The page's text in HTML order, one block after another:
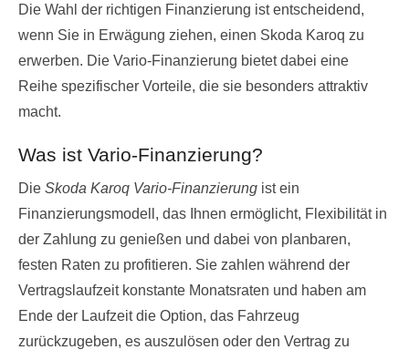
Die Wahl der richtigen Finanzierung ist entscheidend,
wenn Sie in Erwägung ziehen, einen Skoda Karoq zu
erwerben. Die Vario-Finanzierung bietet dabei eine
Reihe spezifischer Vorteile, die sie besonders attraktiv
macht.
Was ist Vario-Finanzierung?
Die Skoda Karoq Vario-Finanzierung ist ein
Finanzierungsmodell, das Ihnen ermöglicht, Flexibilität in
der Zahlung zu genießen und dabei von planbaren,
festen Raten zu profitieren. Sie zahlen während der
Vertragslaufzeit konstante Monatsraten und haben am
Ende der Laufzeit die Option, das Fahrzeug
zurückzugeben, es auszulösen oder den Vertrag zu